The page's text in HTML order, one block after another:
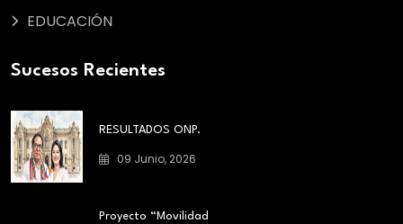
EDUCACIÓN
Sucesos Recientes
RESULTADOS ONP.
09 Junio, 2026
Proyecto “Movilidad